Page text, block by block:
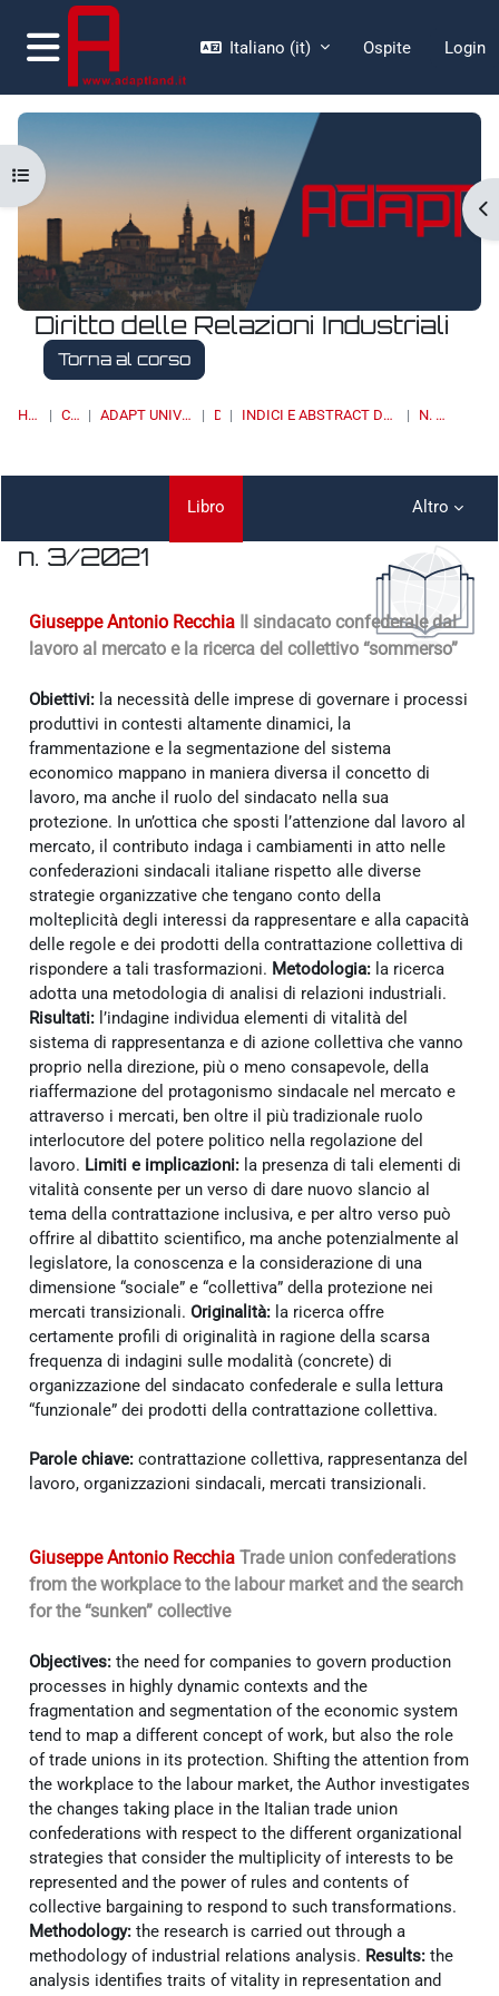
Vai al contenuto principale
Pannello laterale
Italiano ‎(it)‎ Ospite Login
Diritto delle Relazioni Industriali
Torna al corso
HOME CORSI ADAPT UNIVERSITY PRESS DRI INDICI E ABSTRACT DEI NUMERI PUBBLICATI N. 3/2021
Apri indice del corso
Libro Altro
n. 3/2021
Giuseppe Antonio Recchia Il sindacato confederale dal
lavoro al mercato e la ricerca del collettivo “sommerso”
Obiettivi: la necessità delle imprese di governare i processi
produttivi in contesti altamente dinamici, la
frammentazione e la segmentazione del sistema
economico mappano in maniera diversa il concetto di
lavoro, ma anche il ruolo del sindacato nella sua
protezione. In un’ottica che sposti l’attenzione dal lavoro al
mercato, il contributo indaga i cambiamenti in atto nelle
confederazioni sindacali italiane rispetto alle diverse
strategie organizzative che tengano conto della
molteplicità degli interessi da rappresentare e alla capacità
delle regole e dei prodotti della contrattazione collettiva di
rispondere a tali trasformazioni. Metodologia: la ricerca
adotta una metodologia di analisi di relazioni industriali.
Risultati: l’indagine individua elementi di vitalità del
sistema di rappresentanza e di azione collettiva che vanno
proprio nella direzione, più o meno consapevole, della
riaffermazione del protagonismo sindacale nel mercato e
attraverso i mercati, ben oltre il più tradizionale ruolo
interlocutore del potere politico nella regolazione del
lavoro. Limiti e implicazioni: la presenza di tali elementi di
vitalità consente per un verso di dare nuovo slancio al
tema della contrattazione inclusiva, e per altro verso può
offrire al dibattito scientifico, ma anche potenzialmente al
legislatore, la conoscenza e la considerazione di una
dimensione “sociale” e “collettiva” della protezione nei
mercati transizionali. Originalità: la ricerca offre
certamente profili di originalità in ragione della scarsa
frequenza di indagini sulle modalità (concrete) di
organizzazione del sindacato confederale e sulla lettura
“funzionale” dei prodotti della contrattazione collettiva.
Parole chiave: contrattazione collettiva, rappresentanza del
lavoro, organizzazioni sindacali, mercati transizionali.
Giuseppe Antonio Recchia Trade union confederations
from the workplace to the labour market and the search
for the “sunken” collective
Objectives: the need for companies to govern production
processes in highly dynamic contexts and the
fragmentation and segmentation of the economic system
tend to map a different concept of work, but also the role
of trade unions in its protection. Shifting the attention from
the workplace to the labour market, the Author investigates
the changes taking place in the Italian trade union
confederations with respect to the different organizational
strategies that consider the multiplicity of interests to be
represented and the power of rules and contents of
collective bargaining to respond to such transformations.
Methodology: the research is carried out through a
methodology of industrial relations analysis. Results: the
analysis identifies traits of vitality in representation and